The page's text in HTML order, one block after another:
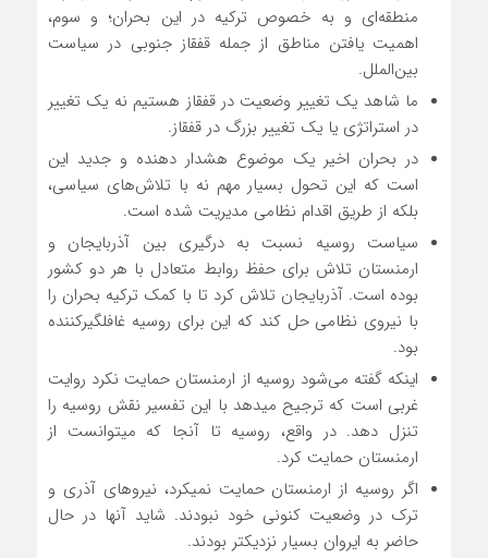
منطقه‌ای و به خصوص ترکیه در این بحران؛ و سوم،
اهمیت یافتن مناطق از جمله قفقاز جنوبی در سیاست
بین‌الملل.
ما شاهد یک تغییر وضعیت در قفقاز هستیم نه یک تغییر
در استراتژی یا یک تغییر بزرگ در قفقاز.
در بحران اخیر یک موضوع هشدار دهنده و جدید این
است که این تحول بسیار مهم نه با تلاش‌های سیاسی،
بلکه از طریق اقدام نظامی مدیریت شده است.
سیاست روسیه نسبت به درگیری بین آذربایجان و
ارمنستان تلاش برای حفظ روابط متعادل با هر دو کشور
بوده است. آذربایجان تلاش کرد تا با کمک ترکیه بحران را
با نیروی نظامی حل کند که این برای روسیه غافلگیرکننده
بود.
اینکه گفته می‌شود روسیه از ارمنستان حمایت نکرد روایت
غربی است که ترجیح می­دهد با این تفسیر نقش روسیه را
تنزل دهد. در واقع، روسیه تا آنجا که می­توانست از
ارمنستان حمایت کرد.
اگر روسیه از ارمنستان حمایت نمی­کرد، نیروهای آذری و
ترک در وضعیت کنونی خود نبودند. شاید آنها در حال
حاضر به ایروان بسیار نزدیکتر بودند.